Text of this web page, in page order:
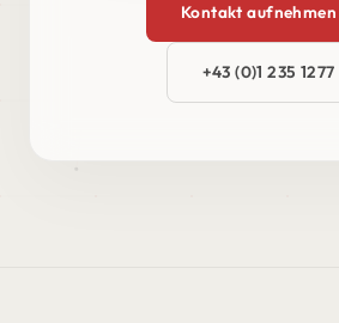
Kontakt aufnehmen
+43 (0)1 235 1277